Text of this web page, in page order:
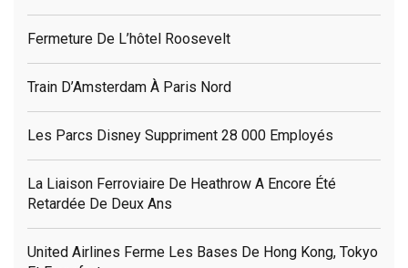
Fermeture De L’hôtel Roosevelt
Train D’Amsterdam À Paris Nord
Les Parcs Disney Suppriment 28 000 Employés
La Liaison Ferroviaire De Heathrow A Encore Été
Retardée De Deux Ans
United Airlines Ferme Les Bases De Hong Kong, Tokyo